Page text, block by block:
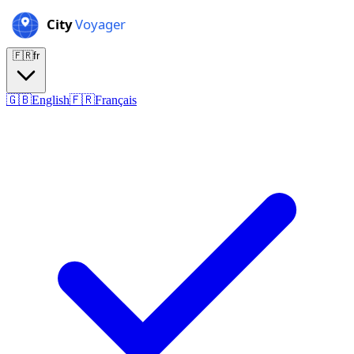
🇫🇷fr
🇬🇧English🇫🇷Français